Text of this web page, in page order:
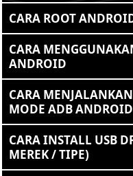
CARA ROOT
CARA
ANDROID
CARA
MODE ADB ANDROID
CARA INSTALL USB
MEREK / TIPE)